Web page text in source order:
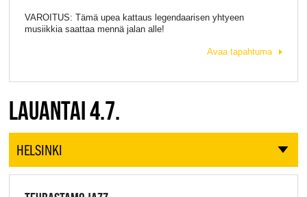
VAROITUS: Tämä upea kattaus legendaarisen yhtyeen
musiikkia saattaa mennä jalan alle!
Avaa tapahtuma
LAUANTAI 4.7.
HELSINKI